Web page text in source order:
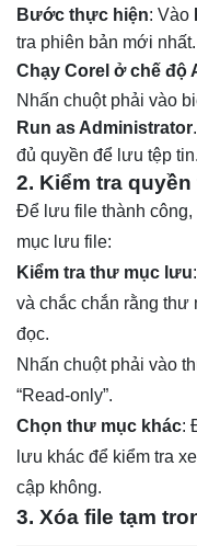
Bước thực hiện: Vào
tra phiên bản mới
Chạy Corel ở chế độ
Nhấn chuột phải vào
Run as Administrator
đủ quyền để lưu tệp tin.
2. Kiểm tra
Để lưu file thành công,
mục lưu file:
Kiểm tra thư mục lưu
và chắc chắn rằng thư
đọc.
Nhấn chuột phải vào
“Read-only”.
Chọn thư mục khác:
lưu khác để kiểm tra
cập không.
3. Xóa file tạm